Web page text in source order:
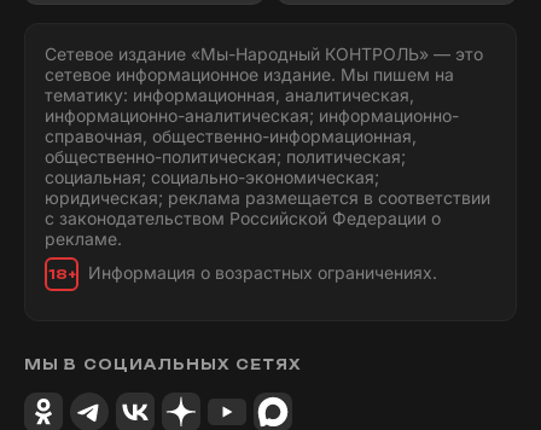
Сетевое издание «Мы-Народный КОНТРОЛЬ» — это
сетевое информационное издание. Мы пишем на
тематику: информационная, аналитическая,
информационно-аналитическая; информационно-
справочная, общественно-информационная,
общественно-политическая; политическая;
социальная; социально-экономическая;
юридическая; реклама размещается в соответствии
с законодательством Российской Федерации о
рекламе.
18+ Информация о возрастных ограничениях.
МЫ В СОЦИАЛЬНЫХ СЕТЯХ